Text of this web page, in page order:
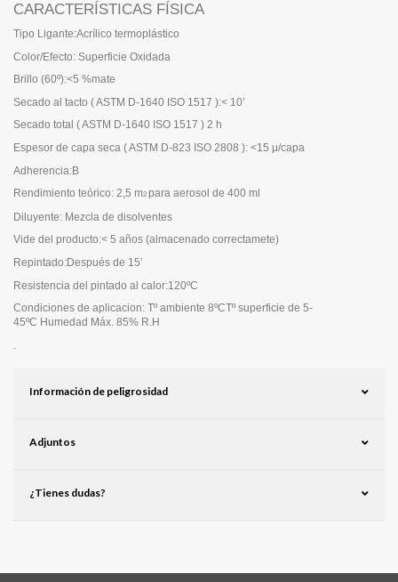
CARACTERÍSTICAS FÍSICA
Tipo Ligante:Acrílico termoplástico
Color/Efecto: Superficie Oxidada
Brillo (60º):<5 %mate
Secado al tacto ( ASTM D-1640 ISO 1517 ):< 10’
Secado total ( ASTM D-1640 ISO 1517 ) 2 h
Espesor de capa seca ( ASTM D-823 ISO 2808 ): <15 μ/capa
Adherencia:B
Rendimiento teórico: 2,5 m2 para aerosol de 400 ml
Diluyente: Mezcla de disolventes
Vide del producto:< 5 años (almacenado correctamete)
Repintado:Después de 15’
Resistencia del pintado al calor:120ºC
Condiciones de aplicacion: Tº ambiente 8ºCTº superficie de 5-
45ºC Humedad Máx. 85% R.H
Información de peligrosidad
Adjuntos
¿Tienes dudas?